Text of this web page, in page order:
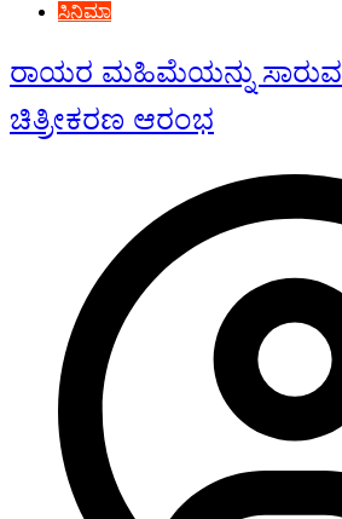
ಸಿನಿಮಾ
ರಾಯರ ಮಹಿಮೆಯನ್ನು ಸಾರುವ
ಚಿತ್ರೀಕರಣ ಆರಂಭ